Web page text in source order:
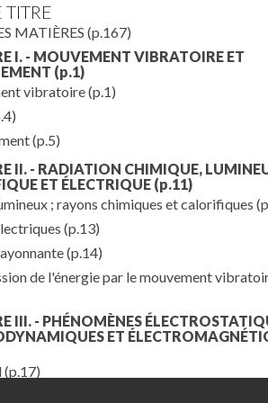
TITRE
MATIÈRES (p.167)
I. - MOUVEMENT VIBRATOIRE ET
(p.1)
vibratoire(p.1)
(p.5)
II. - RADIATION CHIMIQUE,
ET ÉLECTRIQUE (p.11)
; rayons chimiques et calorifiques
(p.13)
(p.14)
de l'énergie par le mouvement
III. - PHÉNOMÈNES
ET
(p.17)